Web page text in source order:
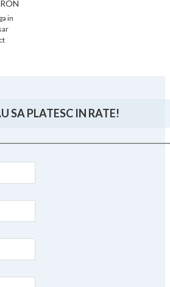
in
SA PLATESC IN RATE!